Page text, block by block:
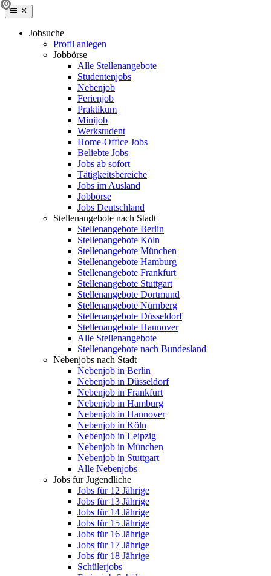
Jobsuche
Profil anlegen
Jobbörse
Alle Stellenangebote
Studentenjobs
Nebenjob
Ferienjob
Praktikum
Minijob
Werkstudent
Home-Office Jobs
Beliebte Jobs
Jobs ab sofort
Tätigkeitsbereiche
Jobs im Ausland
Jobbörse
Jobs Deutschland
Stellenangebote nach Stadt
Stellenangebote Berlin
Stellenangebote Köln
Stellenangebote München
Stellenangebote Hamburg
Stellenangebote Frankfurt
Stellenangebote Stuttgart
Stellenangebote Dortmund
Stellenangebote Nürnberg
Stellenangebote Düsseldorf
Stellenangebote Hannover
Alle Stellenangebote
Stellenangebote nach Bundesland
Nebenjobs nach Stadt
Nebenjob in Berlin
Nebenjob in Düsseldorf
Nebenjob in Frankfurt
Nebenjob in Hamburg
Nebenjob in Hannover
Nebenjob in Köln
Nebenjob in Leipzig
Nebenjob in München
Nebenjob in Stuttgart
Alle Nebenjobs
Jobs für Jugendliche
Jobs für 12 Jährige
Jobs für 13 Jährige
Jobs für 14 Jährige
Jobs für 15 Jährige
Jobs für 16 Jährige
Jobs für 17 Jährige
Jobs für 18 Jährige
Schülerjobs